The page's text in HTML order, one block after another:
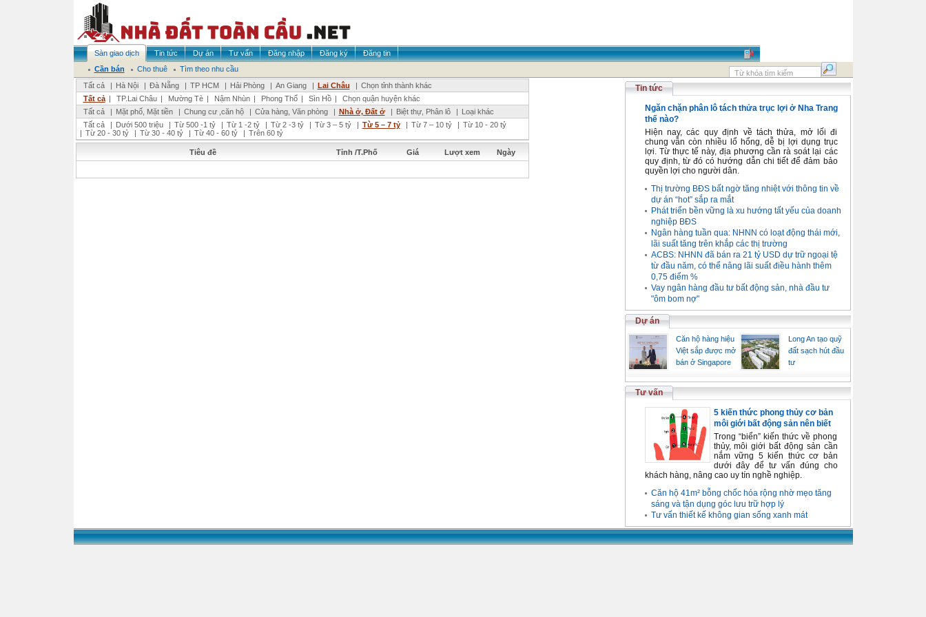
Sàn giao dịch Tin tức Dự án Tư vấn Đăng nhập Đăng ký
Đăng tin
Cần bán
Cho thuê
Tìm theo nhu cầu
Tất cả
| Hà Nội | Đà Nẵng | TP HCM | Hải Phòng | An Giang | Lai Châu | Chọn tỉnh thành khác
Tất cả | TP.Lai Châu | Mường Tè | Nậm Nhùn | Phong Thổ | Sìn Hồ |
Chọn quận huyện khác
Tất cả
| Mặt phố, Mặt tiền | Chung cư ,căn hộ | Cửa hàng, Văn phòng | Nhà ở, Đất ở | Biệt thự, Phân lô | Loại khác
Tất cả
| Dưới 500 triệu | Từ 500 -1 tỷ | Từ 1 -2 tỷ | Từ 2 -3 tỷ | Từ 3 – 5 tỷ | Từ 5 – 7 tỷ | Từ 7 – 10 tỷ | Từ 10 - 20 tỷ
| Từ 20 - 30 tỷ | Từ 30 - 40 tỷ | Từ 40 - 60 tỷ | Trên 60 tỷ
Tiêu đề Tỉnh /T.Phố Giá Lượt xem Ngày
Tin tức
Ngăn chặn phân lô tách thửa trục lợi ở Nha Trang
thế nào?
Hiện nay, các quy định về tách thửa, mở lối đi
chung vẫn còn nhiều lổ hổng, dễ bị lợi dụng trục
lợi. Từ thực tế này, địa phương cần rà soát lại các
quy định, từ đó có hướng dẫn chi tiết để đảm bảo
quyền lợi cho người dân.
Thị trường BĐS bất ngờ tăng nhiệt với thông tin về
dự án “hot” sắp ra mắt
Phát triển bền vững là xu hướng tất yếu của doanh
nghiệp BĐS
Ngân hàng tuần qua: NHNN có loạt động thái mới,
lãi suất tăng trên khắp các thị trường
ACBS: NHNN đã bán ra 21 tỷ USD dự trữ ngoại tệ
từ đầu năm, có thể nâng lãi suất điều hành thêm
0,75 điểm %
Vay ngân hàng đầu tư bất động sản, nhà đầu tư
"ôm bom nợ"
Dự án
Căn hộ hàng hiệu
Việt sắp được mở
bán ở Singapore
Long An tạo quỹ
đất sạch hút đầu
tư
Tư vấn
5 kiến thức phong thủy cơ bản
môi giới bất động sản nên biết
Trong “biển” kiến thức về phong
thủy, môi giới bất động sản cần
nắm vững 5 kiến thức cơ bản
dưới đây để tư vấn đúng cho
khách hàng, nâng cao uy tín nghề nghiệp.
Căn hộ 41m² bỗng chốc hóa rộng nhờ mẹo tăng
sáng và tận dụng góc lưu trữ hợp lý
Tư vấn thiết kế không gian sống xanh mát